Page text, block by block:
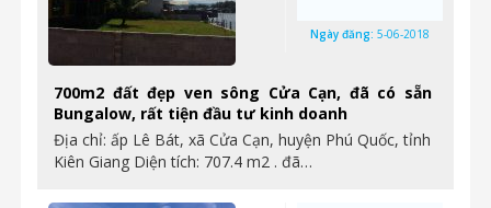
700m2 đất đẹp ven sông Cửa Cạn, đã có sẵn
Bungalow, rất tiện đầu tư kinh doanh
Địa chỉ: ấp Lê Bát, xã Cửa Cạn, huyện Phú Quốc, tỉnh
Kiên Giang Diện tích: 707.4 m2 . đã…
Ngày đăng: 5-06-2018